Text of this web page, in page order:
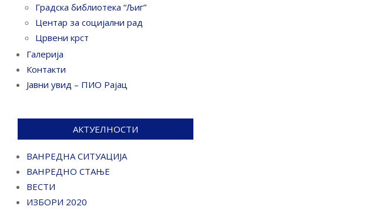
Градска библиотека “Љиг”
Центар за социјални рад
Црвени крст
Галерија
Контакти
Јавни увид – ПИО Рајац
АКТУЕЛНОСТИ
ВАНРЕДНА СИТУАЦИЈА
ВАНРЕДНО СТАЊЕ
ВЕСТИ
ИЗБОРИ 2020